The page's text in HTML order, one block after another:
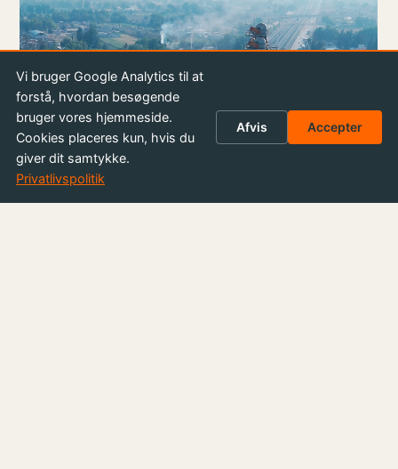
Vi bruger Google Analytics til at
forstå, hvordan besøgende
bruger vores hjemmeside.
Cookies placeres kun, hvis du
giver dit samtykke.
Privatlivspolitik
Afvis Accepter